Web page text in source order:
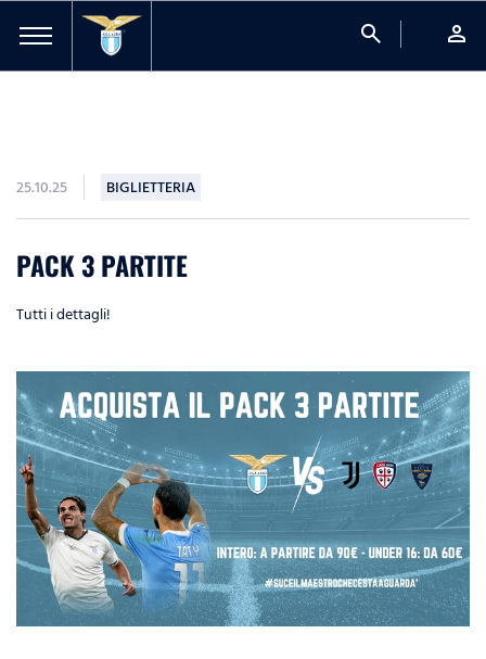
search person
25.10.25 BIGLIETTERIA
PACK 3 PARTITE
Tutti i dettagli!